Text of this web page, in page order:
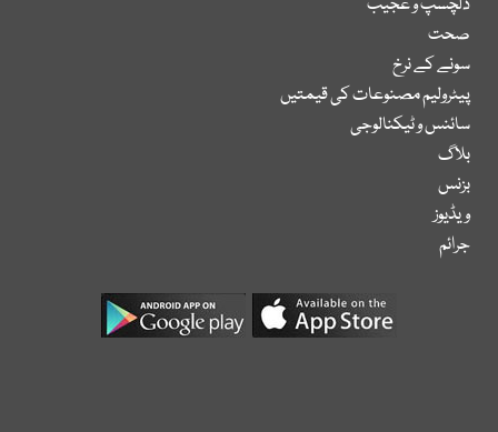
دلچسپ و عجیب
صحت
سونے کے نرخ
پیٹرولیم مصنوعات کی قیمتیں
سائنس و ٹیکنالوجی
بلاگ
بزنس
ویڈیوز
جرائم